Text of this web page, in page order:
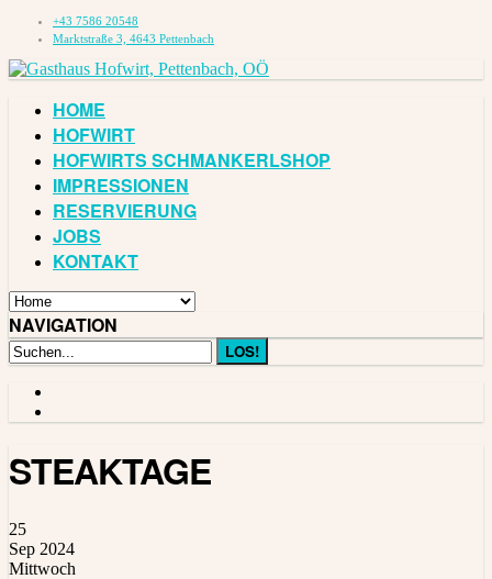
+43 7586 20548
Marktstraße 3, 4643 Pettenbach
HOME
HOFWIRT
HOFWIRTS SCHMANKERLSHOP
IMPRESSIONEN
RESERVIERUNG
JOBS
KONTAKT
NAVIGATION
STEAKTAGE
25
Sep 2024
Mittwoch